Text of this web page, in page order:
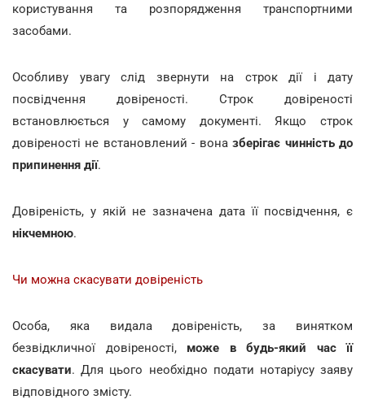
користування та розпорядження транспортними
засобами.
Особливу увагу слід звернути на строк дії і дату
посвідчення довіреності. Строк довіреності
встановлюється у самому документі. Якщо строк
довіреності не встановлений - воназберігає чинність до
припинення дії.
Довіреність, у якій не зазначена дата її посвідчення, є
нікчемною.
Чи можна скасувати довіреність
Особа, яка видала довіреність, за винятком
безвідкличної довіреності,може в будь-який час її
скасувати. Для цього необхідно подати нотаріусу заяву
відповідного змісту.